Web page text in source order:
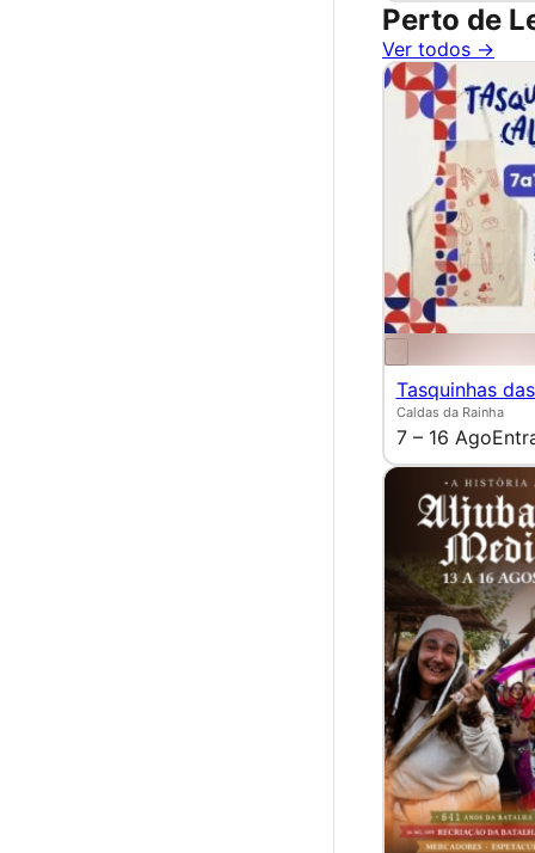
Perto de
Ver todos →
Tasquinhas
Caldas da Rainha
7 – 16 Ago